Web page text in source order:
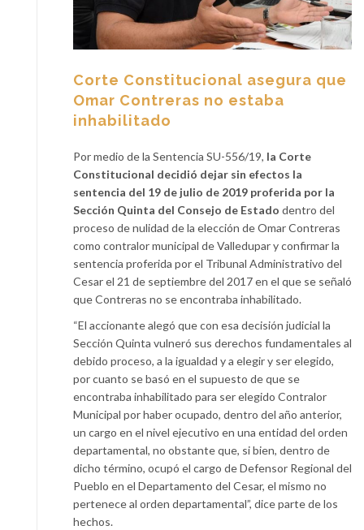
Corte Constitucional asegura que
Omar Contreras no estaba
inhabilitado
Por medio de la Sentencia SU-556/19, la Corte
Constitucional decidió dejar sin efectos la
sentencia del 19 de julio de 2019 proferida por la
Sección Quinta del Consejo de Estado dentro del
proceso de nulidad de la elección de Omar Contreras
como contralor municipal de Valledupar y confirmar la
sentencia proferida por el Tribunal Administrativo del
Cesar el 21 de septiembre del 2017 en el que se señaló
que Contreras no se encontraba inhabilitado.
“El accionante alegó que con esa decisión judicial la
Sección Quinta vulneró sus derechos fundamentales al
debido proceso, a la igualdad y a elegir y ser elegido,
por cuanto se basó en el supuesto de que se
encontraba inhabilitado para ser elegido Contralor
Municipal por haber ocupado, dentro del año anterior,
un cargo en el nivel ejecutivo en una entidad del orden
departamental, no obstante que, si bien, dentro de
dicho término, ocupó el cargo de Defensor Regional del
Pueblo en el Departamento del Cesar, el mismo no
pertenece al orden departamental”, dice parte de los
hechos.